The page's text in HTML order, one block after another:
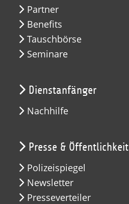
Partner
Benefits
Tauschbörse
Seminare
Dienstanfänger
Nachhilfe
Presse & Öffentlichkeit
Polizeispiegel
Newsletter
Presseverteiler